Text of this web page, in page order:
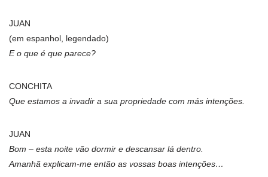
JUAN
(em espanhol, legendado)
E o que é que parece?
CONCHITA
Que estamos a invadir a sua propriedade com más intenções.
JUAN
Bom – esta noite vão dormir e descansar lá dentro.
Amanhã explicam-me então as vossas boas intenções…